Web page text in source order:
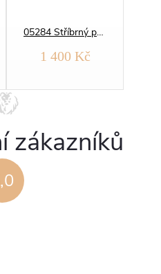
05284 Stříbrný přívěsek ANDĚL se SRDÍČKEM
1 400 Kč
zákazníků